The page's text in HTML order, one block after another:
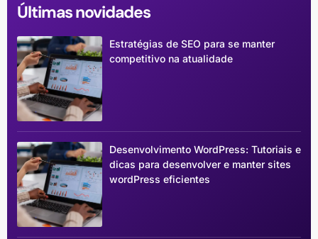
Últimas novidades
Estratégias de SEO para se manter
competitivo na atualidade
Desenvolvimento WordPress: Tutoriais e
dicas para desenvolver e manter sites
wordPress eficientes